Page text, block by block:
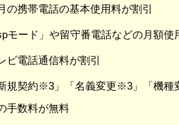
の携帯電話の基本使用料が割引
spモード」や留守番電話などの月額使
ビ電話通信料が割引
新規契約※3」「名義変更※3」「機種
手数料が無料